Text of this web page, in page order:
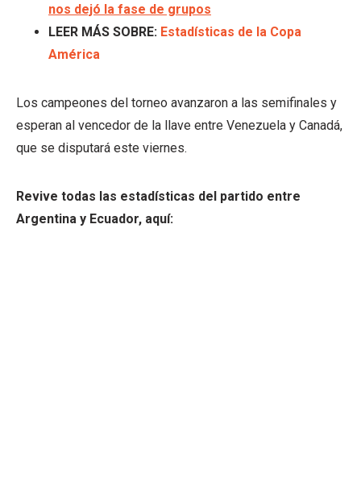
nos dejó la fase de grupos
LEER MÁS SOBRE: Estadísticas de la Copa
América
Los campeones del torneo avanzaron a las semifinales y
esperan al vencedor de la llave entre Venezuela y Canadá,
que se disputará este viernes.
Revive todas las estadísticas del partido entre
Argentina y Ecuador, aquí: